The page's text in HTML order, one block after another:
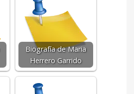
Biografía de Maria
Herrero Garrido